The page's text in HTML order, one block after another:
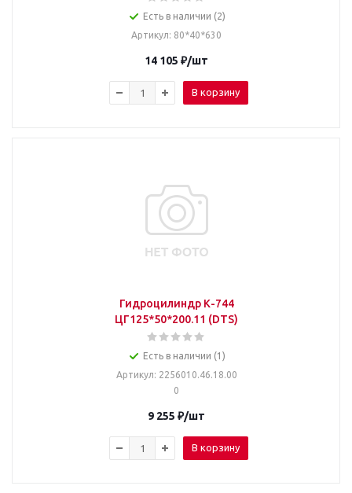
Есть в наличии (2)
Артикул: 80*40*630
14 105 ₽/шт
В корзину
Гидроцилиндр К-744
ЦГ125*50*200.11 (DTS)
Есть в наличии (1)
Артикул: 2256010.46.18.00
0
9 255 ₽/шт
В корзину